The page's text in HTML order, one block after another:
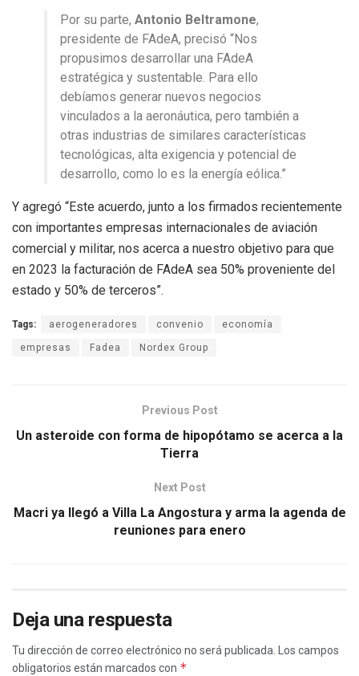
Por su parte, Antonio Beltramone,
presidente de FAdeA, precisó “Nos
propusimos desarrollar una FAdeA
estratégica y sustentable. Para ello
debíamos generar nuevos negocios
vinculados a la aeronáutica, pero también a
otras industrias de similares características
tecnológicas, alta exigencia y potencial de
desarrollo, como lo es la energía eólica.”
Y agregó “Este acuerdo, junto a los firmados recientemente
con importantes empresas internacionales de aviación
comercial y militar, nos acerca a nuestro objetivo para que
en 2023 la facturación de FAdeA sea 50% proveniente del
estado y 50% de terceros”.
Tags: aerogeneradores convenio economía
empresas Fadea Nordex Group
Previous Post
Un asteroide con forma de hipopótamo se acerca a la
Tierra
Next Post
Macri ya llegó a Villa La Angostura y arma la agenda de
reuniones para enero
Deja una respuesta
Tu dirección de correo electrónico no será publicada.
Los campos
obligatorios están marcados con *